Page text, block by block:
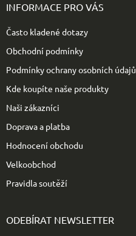
INFORMACE PRO VÁS
Často kladené dotazy
Obchodní podmínky
Podmínky ochrany osobních údajů
Kde koupíte naše produkty
Naši zákazníci
Doprava a platba
Hodnocení obchodu
Velkoobchod
Pravidla soutěží
ODEBÍRAT NEWSLETTER